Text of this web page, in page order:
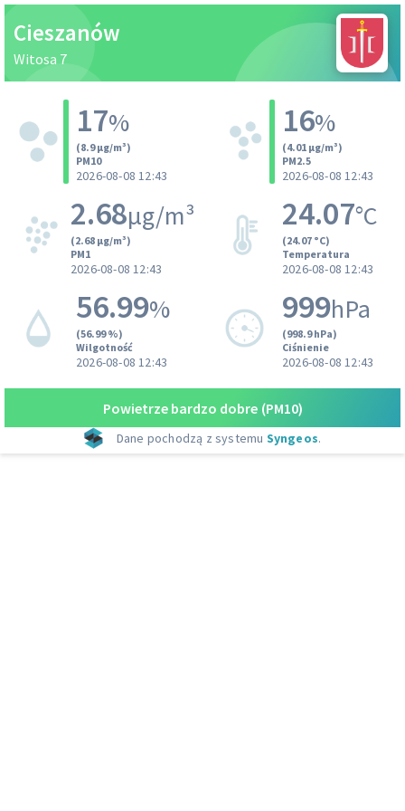
Cieszanów
Witosa 7
17%
(8.9 µg/m³)
PM10
2026-08-08 12:43
16%
(4.01 µg/m³)
PM2.5
2026-08-08 12:43
2.68µg/m³
(2.68 µg/m³)
PM1
2026-08-08 12:43
24.07°C
(24.07 °C)
Temperatura
2026-08-08 12:43
56.99%
(56.99 %)
Wilgotność
2026-08-08 12:43
999hPa
(998.9 hPa)
Ciśnienie
2026-08-08 12:43
Powietrze bardzo dobre (PM10)
Dane pochodzą z systemu Syngeos.